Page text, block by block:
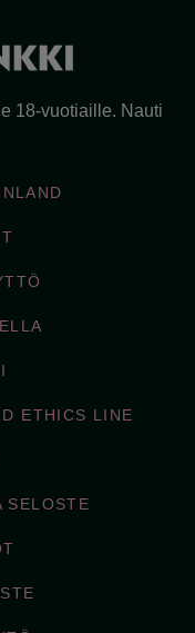
18-vuotiaille. Nauti
ETHICS LINE
SELOSTE